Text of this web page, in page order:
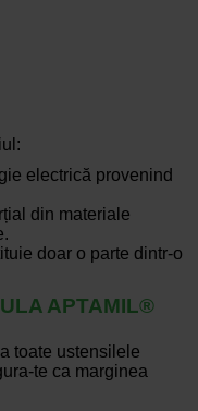
electrică provenind
din materiale
doar o parte dintr-o
APTAMIL®
toate ustensilele
te ca marginea